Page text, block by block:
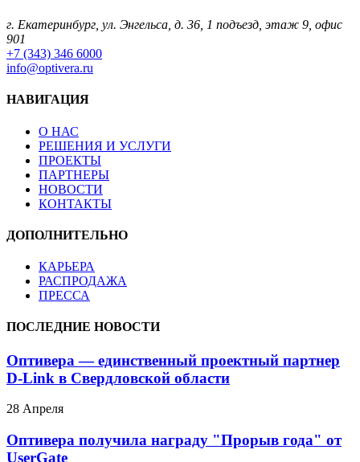
г. Екатеринбург, ул. Энгельса, д. 36, 1 подъезд, этаж 9, офис
901
+7 (343) 346 6000
info@optivera.ru
НАВИГАЦИЯ
О НАС
РЕШЕНИЯ И УСЛУГИ
ПРОЕКТЫ
ПАРТНЕРЫ
НОВОСТИ
КОНТАКТЫ
ДОПОЛНИТЕЛЬНО
КАРЬЕРА
РАСПРОДАЖА
ПРЕССА
ПОСЛЕДНИЕ НОВОСТИ
Оптивера — единственный проектный партнер
D-Link в Свердловской области
28 Апреля
Оптивера получила награду "Прорыв года" от
UserGate